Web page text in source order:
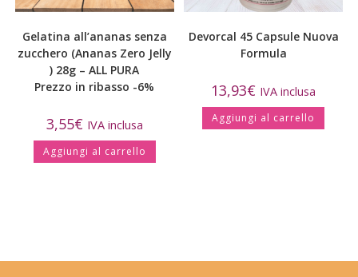
Gelatina all’ananas senza
zucchero (Ananas Zero Jelly
) 28g – ALL PURA
Prezzo in ribasso -6%
3,55€ IVA inclusa
Aggiungi al carrello
Devorcal 45 Capsule Nuova
Formula
13,93€ IVA inclusa
Aggiungi al carrello